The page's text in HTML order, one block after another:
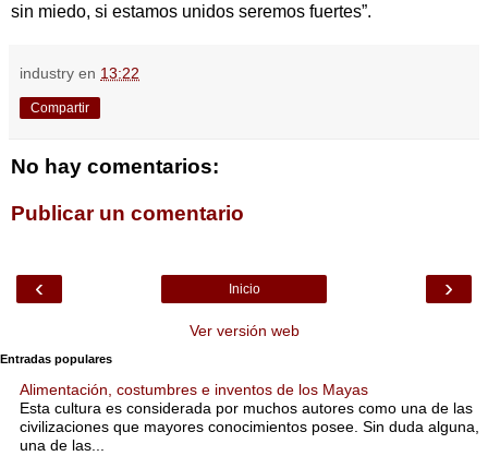
sin miedo, si estamos unidos seremos fuertes”.
industry en 13:22
Compartir
No hay comentarios:
Publicar un comentario
‹ ›
Inicio
Ver versión web
Entradas populares
Alimentación, costumbres e inventos de los Mayas
Esta cultura es considerada por muchos autores como una de las
civilizaciones que mayores conocimientos posee. Sin duda alguna,
una de las...